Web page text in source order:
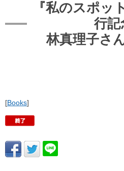
『私のスポッ
行記
林真理子さ
[Books]